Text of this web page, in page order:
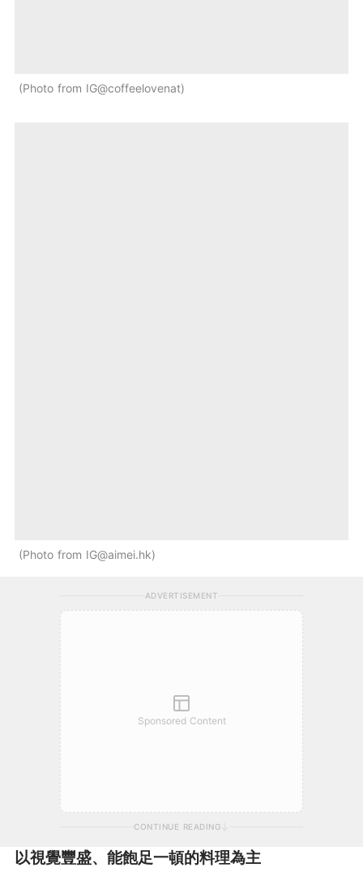
Photo from IG@coffeelovenat
Photo from IG@aimei.hk
ADVERTISEMENT
Sponsored Content
CONTINUE READING
以視覺豐盛、能飽足一頓的料理為主